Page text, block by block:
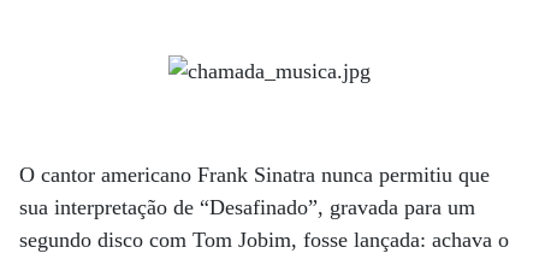
O cantor americano Frank Sinatra nunca permitiu que
sua interpretação de “Desafinado”, gravada para um
segundo disco com Tom Jobim, fosse lançada: achava o